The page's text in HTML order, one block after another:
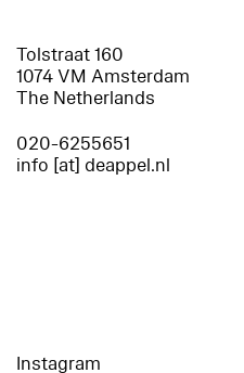
Tolstraat 160
1074 VM Amsterdam
The Netherlands
020-6255651
info [at] deappel.nl
Instagram